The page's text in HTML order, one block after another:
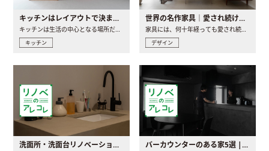
キッチンはレイアウトで決まる。後悔しないための考え方と選び方
キッチンは生活の中心となる場所だからこそ、家の中のどこに置..
キッチン
世界の名作家具｜愛され続ける理由と一生モノとの出会い方
家具には、何十年経っても愛され続ける「名作」と呼ばれるもの..
デザイン
洗面所・洗面台リノベーションの事例と間取りアイデア バーカウンターのある家5選 | 日常に馴染む“距離の近い”キッチンとは